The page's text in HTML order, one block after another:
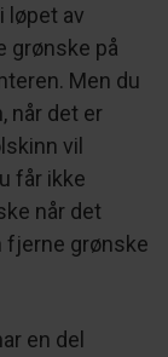
løpet av
grønske på
Men du
når det er
vil
får ikke
når det
fjerne grønske
en del